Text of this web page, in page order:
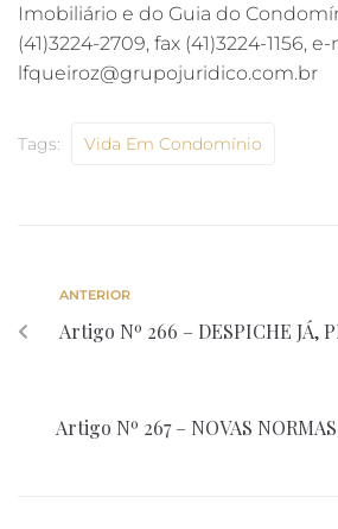
Imobiliário e do Guia do
(41)3224-2709, fax (41)3224-1156,
lfqueiroz@grupojuridico.com.br
Tags: Vida Em Condomínio
ANTERIOR
Artigo Nº 266 – DESPICHE JÁ,
Artigo Nº 267 – NOVAS